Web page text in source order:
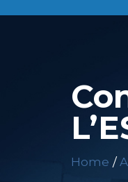
Home